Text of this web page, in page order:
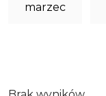
marzec